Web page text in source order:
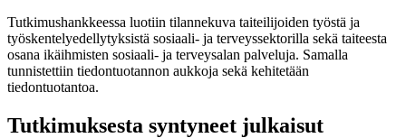
Tutkimushankkeessa luotiin tilannekuva taiteilijoiden työstä ja
työskentelyedellytyksistä sosiaali- ja terveyssektorilla sekä taiteesta
osana ikäihmisten sosiaali- ja terveysalan palveluja. Samalla
tunnistettiin tiedontuotannon aukkoja sekä kehitetään
tiedontuotantoa.
Tutkimuksesta syntyneet julkaisut